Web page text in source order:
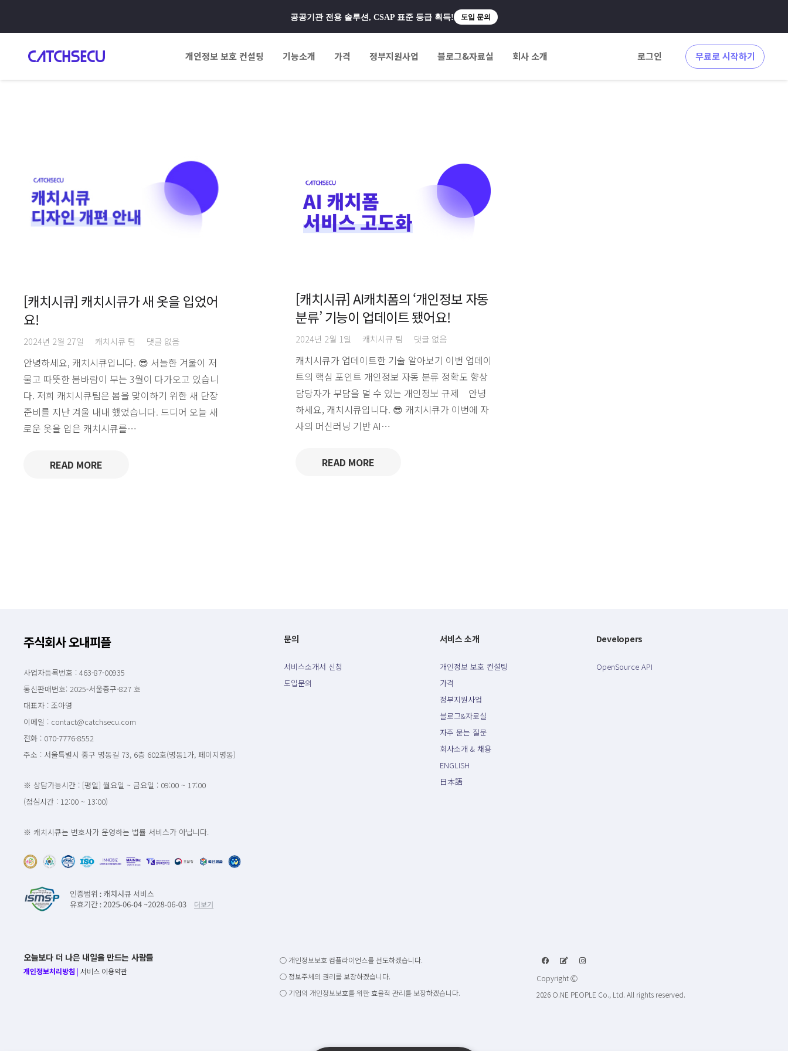
공공기관 전용 솔루션, CSAP 표준 등급 획득! 도입 문의
개인정보 보호 컨설팅 기능소개 가격 정부지원사업 블로그&자료실 회사 소개 로그인 무료로 시작하기
[캐치시큐] 캐치시큐가 새 옷을 입었어
요!
2024년 2월 27일 캐치시큐 팀 댓글 없음
안녕하세요, 캐치시큐입니다. 😎 서늘한 겨울이 저
물고 따뜻한 봄바람이 부는 3월이 다가오고 있습니
다. 저희 캐치시큐팀은 봄을 맞이하기 위한 새 단장
준비를 지난 겨울 내내 했었습니다. 드디어 오늘 새
로운 옷을 입은 캐치시큐를…
READ MORE
[캐치시큐] AI캐치폼의 ‘개인정보 자동
분류’ 기능이 업데이트 됐어요!
2024년 2월 1일 캐치시큐 팀 댓글 없음
캐치시큐가 업데이트한 기술 알아보기 이번 업데이
트의 핵심 포인트 개인정보 자동 분류 정확도 향상
담당자가 부담을 덜 수 있는 개인정보 규제 안녕
하세요, 캐치시큐입니다. 😎 캐치시큐가 이번에 자
사의 머신러닝 기반 AI…
READ MORE
주식회사 오내피플
사업자등록번호 : 463-87-00935
통신판매번호: 2025-서울중구-827 호
대표자 : 조아영
이메일 : contact@catchsecu.com
전화 : 070-7776-8552
주소 : 서울특별시 중구 명동길 73, 6층 602호(명동1가, 페이지명동)
※ 상담가능시간 : [평일] 월요일 ~ 금요일 : 09:00 ~ 17:00
(점심시간 : 12:00 ~ 13:00)
※ 캐치시큐는 변호사가 운영하는 법률 서비스가 아닙니다.
문의
서비스소개서 신청
도입문의
서비스 소개
개인정보 보호 컨설팅
가격
정부지원사업
블로그&자료실
자주 묻는 질문
회사소개 & 채용
ENGLISH
日本語
Developers
OpenSource API
오늘보다 더 나은 내일을 만드는 사람들
개인정보처리방침 | 서비스 이용약관
○ 개인정보보호 컴플라이언스를 선도하겠습니다.
○ 정보주체의 권리를 보장하겠습니다.
○ 기업의 개인정보보호를 위한 효율적 관리를 보장하겠습니다.
Copyright Ⓒ
2026 O.NE PEOPLE Co., Ltd. All rights reserved.